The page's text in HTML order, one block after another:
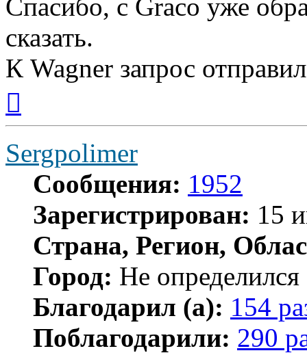
Спасибо, с Graco уже
сказать.
К Wagner запрос
началу
Sergpolimer
Сообщения: 1952
Зарегистрирован: 15
Страна, Регион,
Город: Не определился
Благодарил (а): 154
Поблагодарили: 290